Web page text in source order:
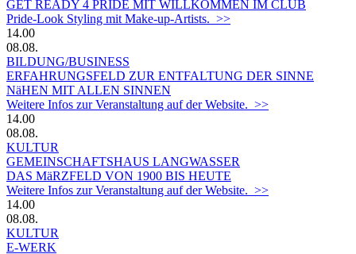
GET READY 4 PRIDE MIT WILLKOMMEN IM CLUB
Pride-Look Styling mit Make-up-Artists. >>
14.00
08.08.
BILDUNG/BUSINESS
ERFAHRUNGSFELD ZUR ENTFALTUNG DER SINNE
NäHEN MIT ALLEN SINNEN
Weitere Infos zur Veranstaltung auf der Website. >>
14.00
08.08.
KULTUR
GEMEINSCHAFTSHAUS LANGWASSER
DAS MäRZFELD VON 1900 BIS HEUTE
Weitere Infos zur Veranstaltung auf der Website. >>
14.00
08.08.
KULTUR
E-WERK